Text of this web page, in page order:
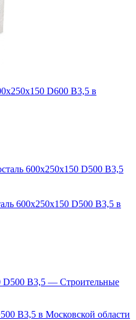
D600 В3,5 в
600х250х150 D500 В3,5 в
В3,5 в Московской области